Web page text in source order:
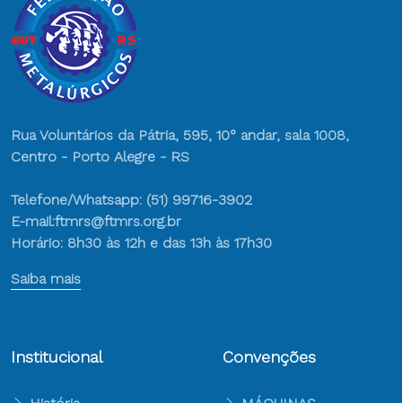
Rua Voluntários da Pátria, 595, 10° andar, sala 1008,
Centro - Porto Alegre - RS
Telefone/Whatsapp: (51) 99716-3902
E-mail:ftmrs@ftmrs.org.br
Horário: 8h30 às 12h e das 13h às 17h30
Saiba mais
Institucional Convenções